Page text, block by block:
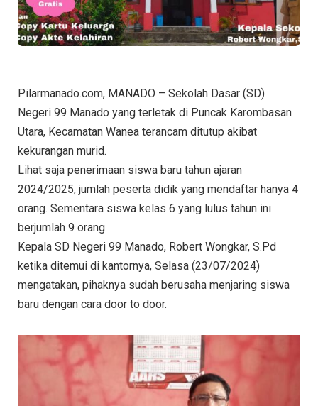
Pilarmanado.com, MANADO – Sekolah Dasar (SD)
Negeri 99 Manado yang terletak di Puncak Karombasan
Utara, Kecamatan Wanea terancam ditutup akibat
kekurangan murid.
Lihat saja penerimaan siswa baru tahun ajaran
2024/2025, jumlah peserta didik yang mendaftar hanya 4
orang. Sementara siswa kelas 6 yang lulus tahun ini
berjumlah 9 orang.
Kepala SD Negeri 99 Manado, Robert Wongkar, S.Pd
ketika ditemui di kantornya, Selasa (23/07/2024)
mengatakan, pihaknya sudah berusaha menjaring siswa
baru dengan cara door to door.